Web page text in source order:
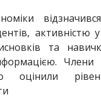
активністю
та
Члени
оцінили